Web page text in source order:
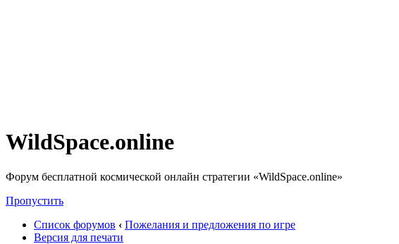
WildSpace.online
Форум бесплатной космической онлайн стратегии «WildSpace.online»
Пропустить
Список форумов ‹ Пожелания и предложения по игре
Версия для печати